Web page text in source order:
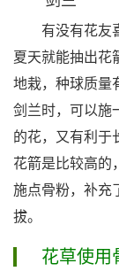
有没有花友
夏天就能抽出花
地栽，种球质量
剑兰时，可以施
的花，又有利于
花箭是比较高的
施点骨粉，补充
拔。
花草使用